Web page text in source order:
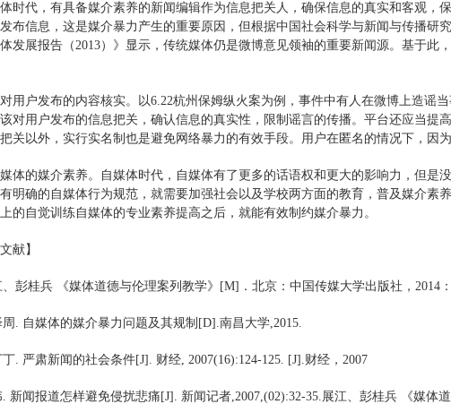
时代，有具备媒介素养的新闻编辑作为信息把关人，确保信息的真实和客观，
布信息，这是媒介暴力产生的重要原因，但根据中国社会科学与新闻与传播研
体发展报告（2013）》显示，传统媒体仍是微博意见领袖的重要新闻源。基于
用户发布的内容核实。以6.22杭州保姆纵火案为例，事件中有人在微博上造谣
对用户发布的信息把关，确认信息的真实性，限制谣言的传播。平台还应当提
关以外，实行实名制也是避免网络暴力的有效手段。用户在匿名的情况下，因
体的媒介素养。自媒体时代，自媒体有了更多的话语权和更大的影响力，但是
明确的自媒体行为规范，就需要加强社会以及学校两方面的教育，普及媒介素
的自觉训练自媒体的专业素养提高之后，就能有效制约媒介暴力。
献】
彭桂兵 《媒体道德与伦理案列教学》[M]．北京：中国传媒大学出版社，2014：
周. 自媒体的媒介暴力问题及其规制[D].南昌大学,2015.
. 严肃新闻的社会条件[J]. 财经, 2007(16):124-125. [J].财经，2007
新闻报道怎样避免侵扰悲痛[J]. 新闻记者,2007,(02):32-35.展江、彭桂兵 《媒体